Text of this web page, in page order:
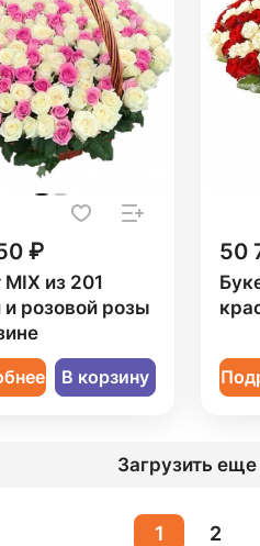
₽
MIX из 201
и розовой розы
В корзину
50
Загрузить еще
1 2